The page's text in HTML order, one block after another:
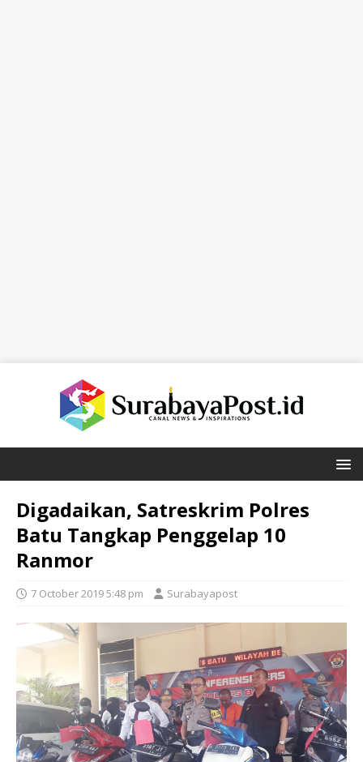
Digadaikan, Satreskrim Polres
Batu Tangkap Penggelap 10
Ranmor
7 October 2019 5:48 pm Surabayapost